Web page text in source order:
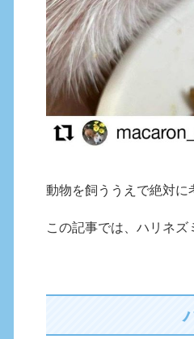
動物を飼ううえで絶対に
この記事では、ハリネズ